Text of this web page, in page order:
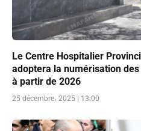
Le Centre Hospitalier
adoptera la numérisation
à partir de 2026
25 décembre، 2025 | 13:00